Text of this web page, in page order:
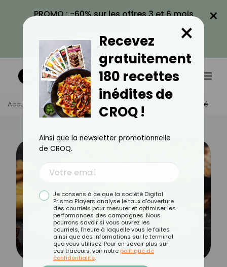
PROMO : -60% sur les offres 3 et 6 mois
VOIR LA PROMO
×
Accueil Actus Recettes Recette Du Banoffee Allégé
Recevez
gratuitement
180 recettes
inédites de
CROQ !
×
Ainsi que la newsletter promotionnelle
de CROQ.
Je consens à ce que la société Digital
Prisma Players analyse le taux d'ouverture
des courriels pour mesurer et optimiser les
performances des campagnes. Nous
pourrons savoir si vous ouvrez les
courriels, l'heure à laquelle vous le faites
ainsi que des informations sur le terminal
que vous utilisez. Pour en savoir plus sur
ces traceurs, voir notre politique de
confidentialité.